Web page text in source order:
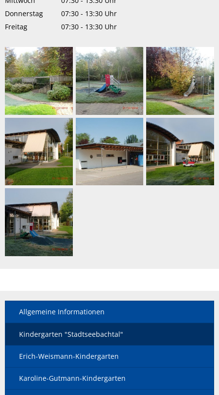
Von 07:30 bis 13:30 Uhr
Donnerstag 07:30 - 13:30 Uhr
Von 07:30 bis 13:30 Uhr
Freitag 07:30 - 13:30 Uhr
Allgemeine Informationen
Kindergarten "Stadtseebachtal"
Erich-Weismann-Kindergarten
Karoline-Gutmann-Kindergarten